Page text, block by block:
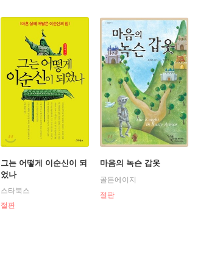
도 이순신처럼 새벽을 맴돌고 있다.
그는 어떻게 이순신이 되
었나
스타북스
절판
마음의 녹슨 갑옷
골든에이지
절판